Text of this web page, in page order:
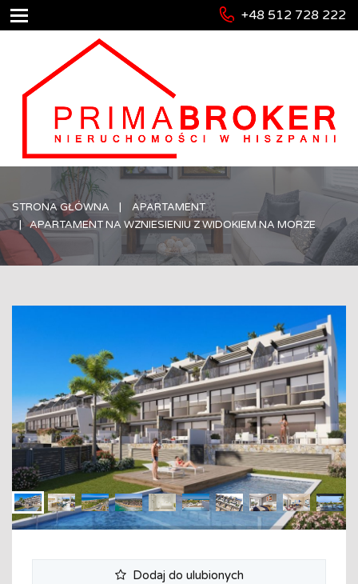
+48 512 728 222
STRONA GŁÓWNA
APARTAMENT
APARTAMENT NA WZNIESIENIU Z WIDOKIEM NA MORZE
Dodaj do ulubionych